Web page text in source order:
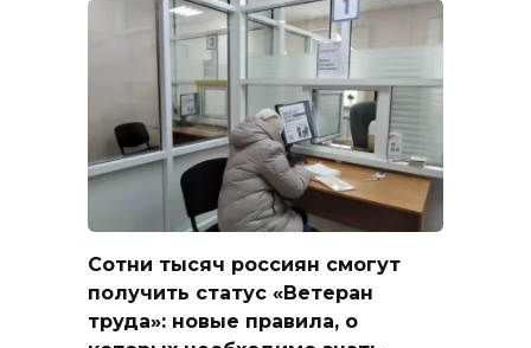
Сотни тысяч россиян смогут
получить статус «Ветеран
труда»: новые правила, о